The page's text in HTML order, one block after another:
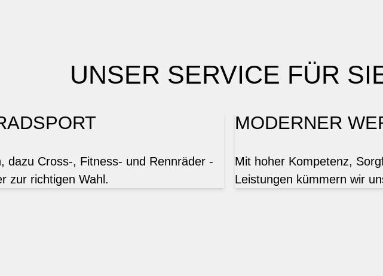
UNSER SERVICE FÜR
dazu Cross-, Fitness- und Rennräder -
zur richtigen Wahl.
MODERNER
Mit hoher Kompetenz,
Leistungen kümmern wir